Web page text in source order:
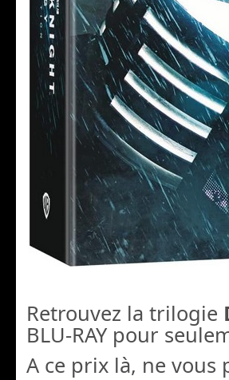
Retrouvez la trilogie
BLU-RAY pour
A ce prix là, ne vous